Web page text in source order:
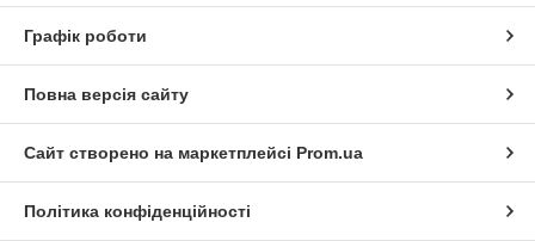
Графік роботи
Повна версія сайту
Сайт створено на маркетплейсі Prom.ua
Політика конфіденційності